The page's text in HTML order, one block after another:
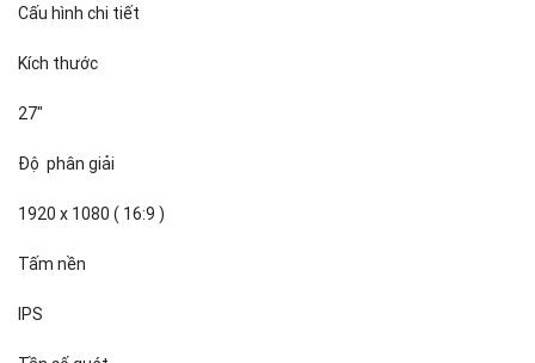
Cấu hình chi tiết
Kích thước
27"
Độ phân giải
1920 x 1080 ( 16:9 )
Tấm nền
IPS